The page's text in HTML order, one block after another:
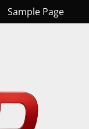
Sample Page